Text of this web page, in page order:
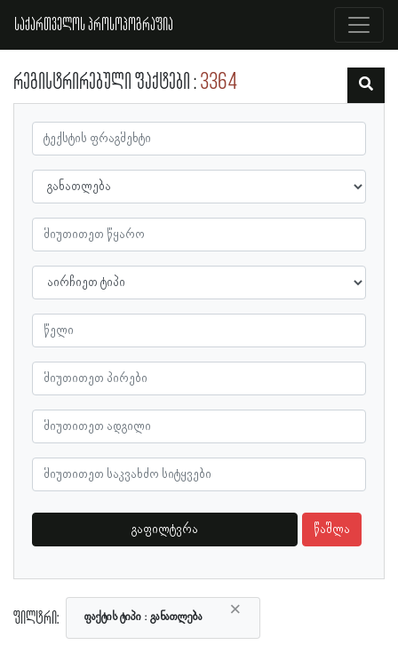
საქართველოს პროსოპოგრაფია
რეგისტრირებული ფაქტები 3364
გაფილტვრა წაშლა
ფილტრი: ×
ფაქტის ტიპი განათლება